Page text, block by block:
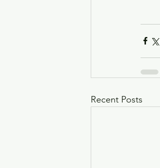
Recent Posts